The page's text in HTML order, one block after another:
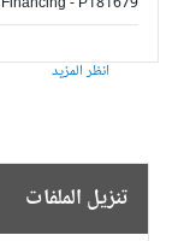
انظر المزيد
تنزيل الملفات